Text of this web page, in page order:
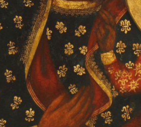
de Oliveira | 02/04/2025
wychowanie
by święty wyrósł w domu
to właśnie przykład rodziców
w kształtowaniu dzieci.
w życiu Świętego Franciszka
byli skromnymi, lecz
rolnikami z niewielkiego
Kalabrii. Jego ojciec, Jakub,
z pracy na roli i pielęgnował
modlitwę, post, pokutę